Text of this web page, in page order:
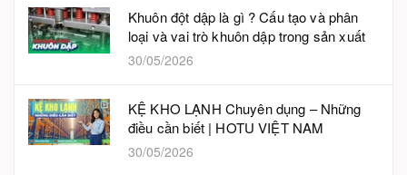
Khuôn đột dập là gì ? Cấu tạo và phân
loại và vai trò khuôn dập trong sản xuất
30/05/2026
KỆ KHO LẠNH Chuyên dụng – Những
điều cần biết | HOTU VIỆT NAM
30/05/2026